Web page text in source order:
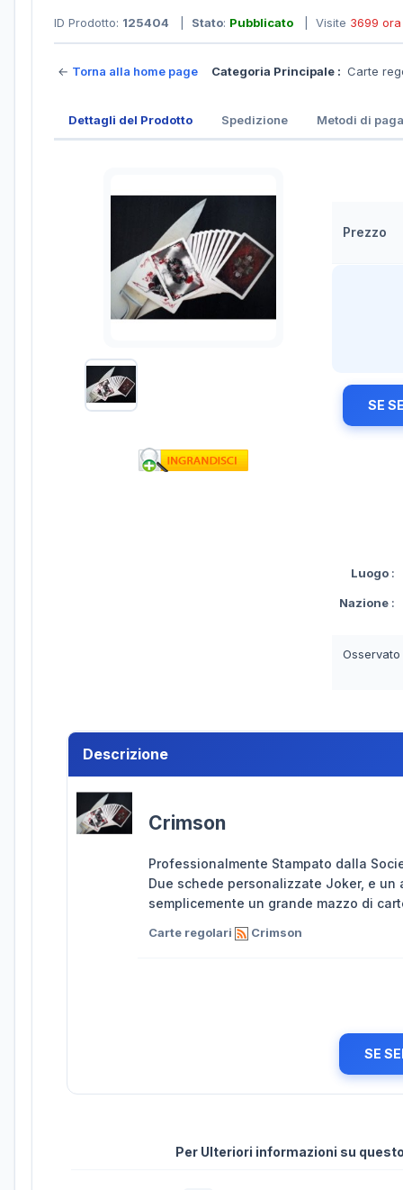
ID Prodotto: 125404 Stato: Pubblicato | Visite 3699 ora
← Torna alla home page Categoria Principale : Carte
Dettagli del Prodotto Spedizione Metodi di
Prezzo
SE
Luogo :
Nazione :
Descrizione
Crimson
Professionalmente Stampato dalla
Due schede personalizzate Joker, e
semplicemente un grande mazzo di
Carte regolari Crimson
SE
Per Ulteriori informazioni su